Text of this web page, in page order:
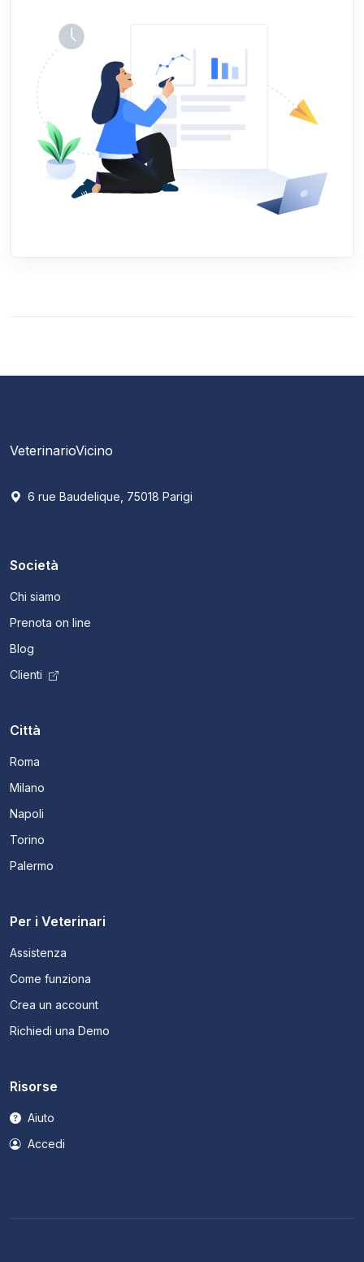
VeterinarioVicino
6 rue Baudelique, 75018 Parigi
Società
Chi siamo
Prenota on line
Blog
Clienti
Città
Roma
Milano
Napoli
Torino
Palermo
Per i Veterinari
Assistenza
Come funziona
Crea un account
Richiedi una Demo
Risorse
Aiuto
Accedi